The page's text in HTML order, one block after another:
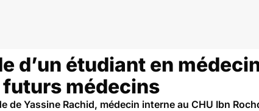
d’un étudiant en
médecins
Yassine Rachid, médecin interne au CHU Ibn